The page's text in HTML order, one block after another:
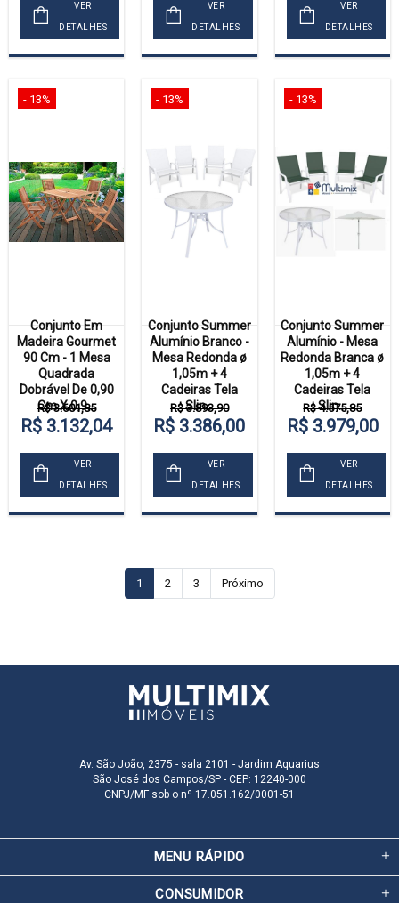
VER
DETALHES
VER
DETALHES
VER
DETALHES
- 13%
Conjunto Em
Madeira Gourmet
90 Cm - 1 Mesa
Quadrada
Dobrável De 0,90
Cm X 0,9...
R$ 3.601,85
R$ 3.132,04
VER
DETALHES
- 13%
Conjunto Summer
Alumínio Branco -
Mesa Redonda ø
1,05m + 4
Cadeiras Tela
Slin...
R$ 3.893,90
R$ 3.386,00
VER
DETALHES
- 13%
Conjunto Summer
Alumínio - Mesa
Redonda Branca ø
1,05m + 4
Cadeiras Tela
Slin...
R$ 4.575,85
R$ 3.979,00
VER
DETALHES
1 2 3 Próximo
Av. São João, 2375 - sala 2101 - Jardim Aquarius
São José dos Campos/SP - CEP: 12240-000
CNPJ/MF sob o nº 17.051.162/0001-51
MENU RÁPIDO
CONSUMIDOR